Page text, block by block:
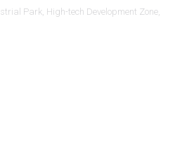
Park, High-tech Development Zone,